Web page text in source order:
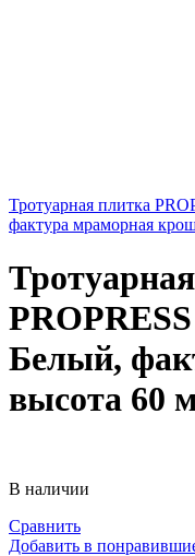
Тротуарная плитка
фактура мраморная
Белый,
высота 60
В наличии
Сравнить
Добавить в